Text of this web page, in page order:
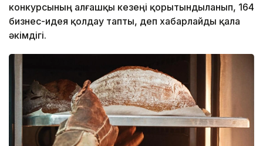
конкурсының алғашқы кезеңі қорытындыланып, 164
бизнес-идея қолдау тапты, деп хабарлайды қала
әкімдігі.